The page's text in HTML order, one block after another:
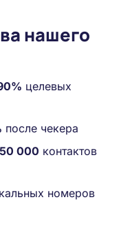
нашего
целевых
после чекера
000 контактов
номеров